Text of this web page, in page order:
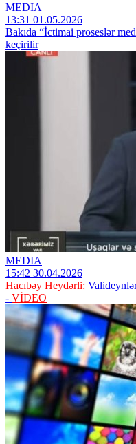
MEDIA
13:31 01.05.2026
Bakıda “İctimai proseslər
keçirilir
MEDIA
15:42 30.04.2026
Hacıbəy Heydərli:
- VİDEO